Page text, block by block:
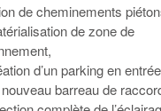
de cheminements
de zone de
d’un parking en
barreau de